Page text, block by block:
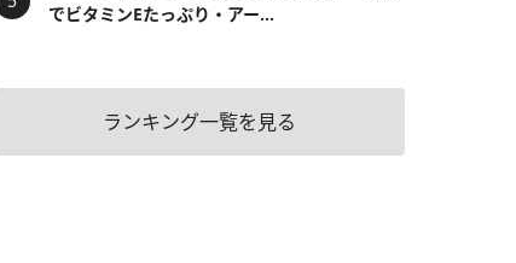
でビタミンEたっぷり・アー...
ランキング一覧を見る